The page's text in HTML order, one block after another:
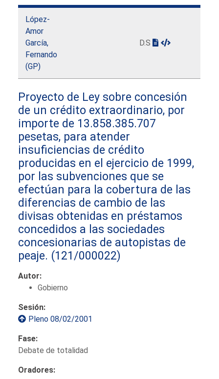
López-
Amor
García,
Fernando
(GP)
D.S
Proyecto de Ley sobre concesión
de un crédito extraordinario, por
importe de 13.858.385.707
pesetas, para atender
insuficiencias de crédito
producidas en el ejercicio de 1999,
por las subvenciones que se
efectúan para la cobertura de las
diferencias de cambio de las
divisas obtenidas en préstamos
concedidos a las sociedades
concesionarias de autopistas de
peaje. (121/000022)
Autor:
Gobierno
Sesión:
Pleno 08/02/2001
Fase:
Debate de totalidad
Oradores: